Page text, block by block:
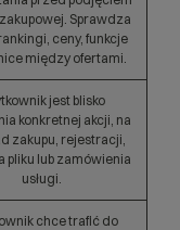
Sprawdza
ceny, funkcje
między ofertami.
jest blisko
konkretnej akcji, na
zakupu, rejestracji,
pliku lub zamówienia
usługi.
chce trafić do